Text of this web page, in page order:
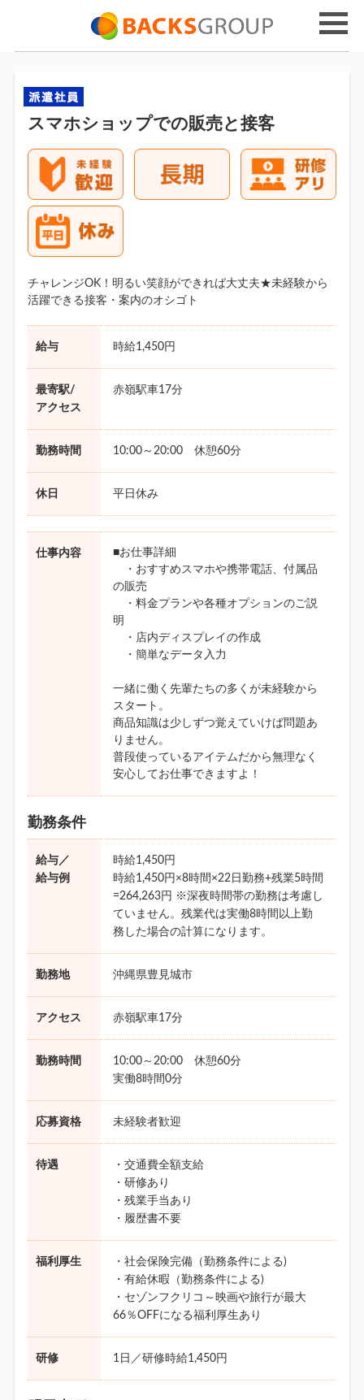
スマホショップでの販売と接客
チャレンジOK！明るい笑顔ができれば大丈夫★未経験から
活躍できる接客・案内のオシゴト
給与 時給1,450円
最寄駅/
アクセス
赤嶺駅車17分
勤務時間 10:00～20:00 休憩60分
休日 平日休み
仕事内容
■お仕事詳細
・おすすめスマホや携帯電話、付属品
の販売
・料金プランや各種オプションのご説
明
・店内ディスプレイの作成
・簡単なデータ入力
一緒に働く先輩たちの多くが未経験から
スタート。
商品知識は少しずつ覚えていけば問題あ
りません。
普段使っているアイテムだから無理なく
安心してお仕事できますよ！
勤務条件
給与／
給与例
時給1,450円
時給1,450円×8時間×22日勤務+残業5時間
=264,263円 ※深夜時間帯の勤務は考慮し
ていません。残業代は実働8時間以上勤
務した場合の計算になります。
勤務地 沖縄県豊見城市
アクセス 赤嶺駅車17分
勤務時間
10:00～20:00 休憩60分
実働8時間0分
応募資格 未経験者歓迎
待遇
・交通費全額支給
・研修あり
・残業手当あり
・履歴書不要
福利厚生
・社会保険完備（勤務条件による)
・有給休暇（勤務条件による)
・セゾンフクリコ～映画や旅行が最大
66％OFFになる福利厚生あり
研修 1日／研修時給1,450円